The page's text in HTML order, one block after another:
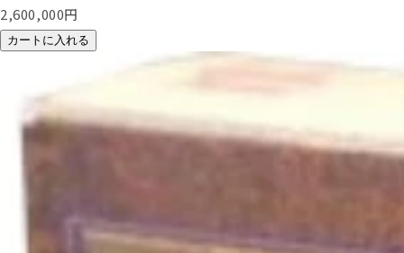
2,600,000円
カートに入れる